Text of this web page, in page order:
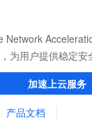
Network
为用户提供稳定
点的连接、组网
加速上云服务
产品文档